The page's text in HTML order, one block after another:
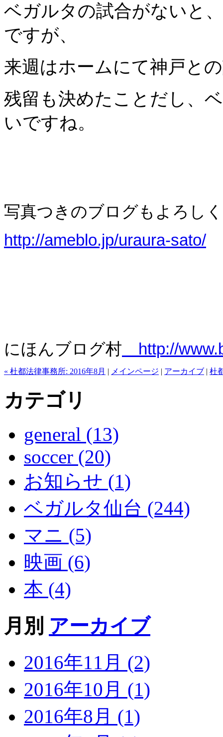
ベガルタの試合がないと
ですが、
来週はホームにて神戸と
残留も決めたことだし、
いですね。
写真つきのブログもよろし
http://ameblo.jp/uraura-sato/
にほんブログ村 http://
« 杜都法律事務所: 2016年8月 | メインページ | アーカイブ | 杜
カテゴリ
general (13)
soccer (20)
お知らせ (1)
ベガルタ仙台 (244)
マニ (5)
映画 (6)
本 (4)
月別 アーカイブ
2016年11月 (2)
2016年10月 (1)
2016年8月 (1)